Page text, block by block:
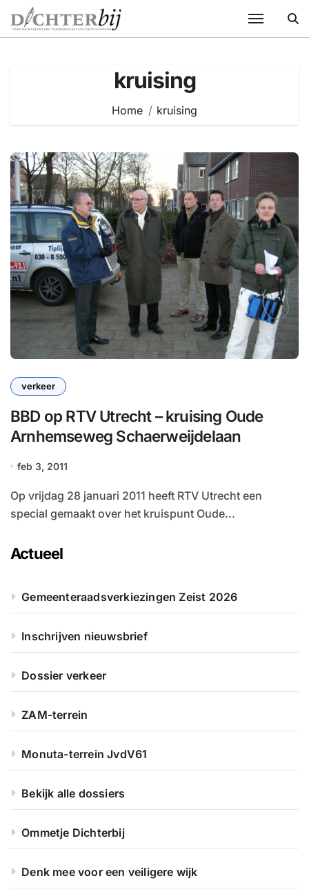
naar
de
kruising
Home kruising
verkeer
BBD op RTV Utrecht – kruising Oude
Arnhemseweg Schaerweijdelaan
feb 3, 2011
Op vrijdag 28 januari 2011 heeft RTV Utrecht een
special gemaakt over het kruispunt Oude...
Actueel
Gemeenteraadsverkiezingen Zeist 2026
Inschrijven nieuwsbrief
Dossier verkeer
ZAM-terrein
Monuta-terrein JvdV61
Bekijk alle dossiers
Ommetje Dichterbij
Denk mee voor een veiligere wijk